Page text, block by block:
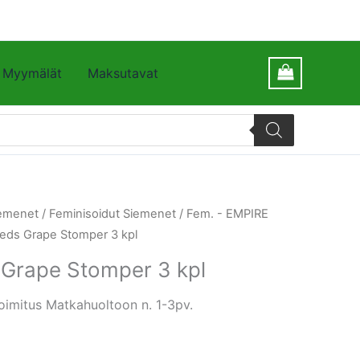
Myymälät Maksutavat
/ Feminisoidut Siemenet / Fem. - EMPIRE
Grape Stomper 3 kpl
Stomper 3 kpl
Matkahuoltoon n. 1-3pv.